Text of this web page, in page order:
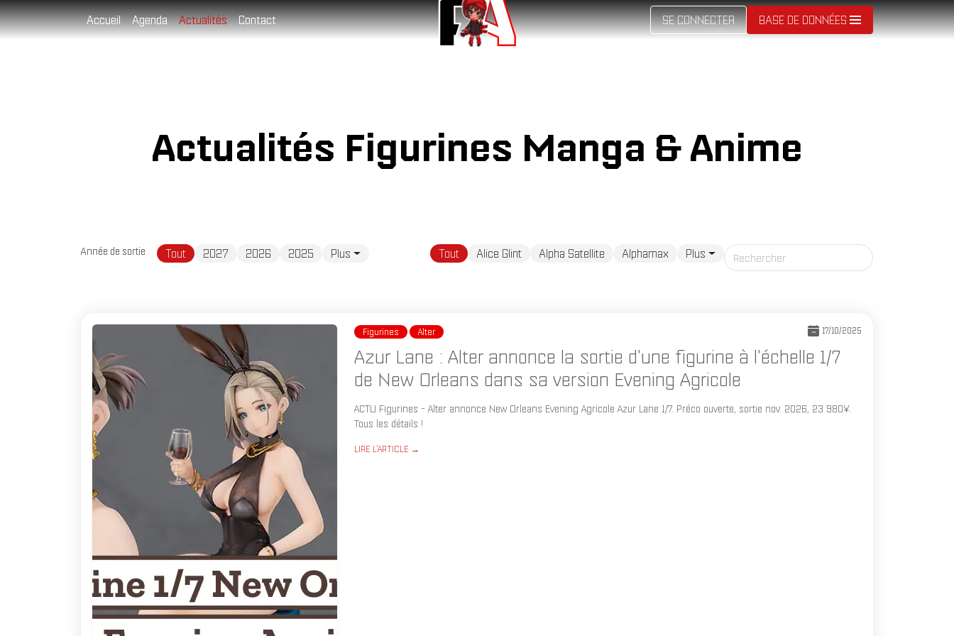
Accueil Agenda Actualités Contact SE CONNECTER BASE DE DONNÉES
Actualités Figurines Manga & Anime
Année de sortie Tout 2027 2026 2025 Plus Tout Alice Glint Alpha Satellite Alphamax Plus
Figurines Alter 17/10/2025
Azur Lane : Alter annonce la sortie d'une figurine à l'échelle 1/7
de New Orleans dans sa version Evening Agricole
ACTU Figurines - Alter annonce New Orleans Evening Agricole Azur Lane 1/7. Préco ouverte, sortie nov. 2026, 23 980¥.
Tous les détails !
LIRE L'ARTICLE →
Cookies management panel